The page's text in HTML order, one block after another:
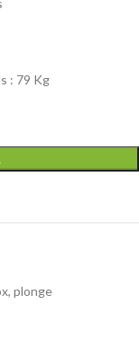
: 79 Kg
, plonge